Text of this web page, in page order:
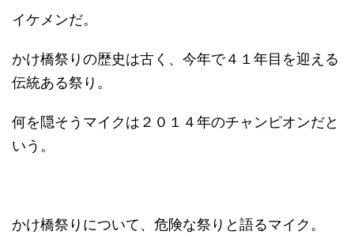
イケメンだ。
かけ橋祭りの歴史は古く、今年で４１年目を迎える
伝統ある祭り。
何を隠そうマイクは２０１４年のチャンピオンだと
いう。
かけ橋祭りについて、危険な祭りと語るマイク。